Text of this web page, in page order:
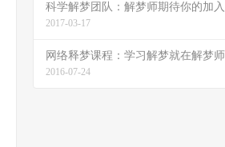
科学解梦团队：解梦师期待你的加入
2017-03-17
网络释梦课程：学习解梦就在解梦师
2016-07-24